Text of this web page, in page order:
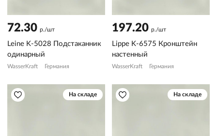
72.30 р./шт
Leine K-5028 Подстаканник
одинарный
WasserKraft Германия
197.20 р./шт
Lippe K-6575 Кронштейн
настенный
WasserKraft Германия
На складе На складе